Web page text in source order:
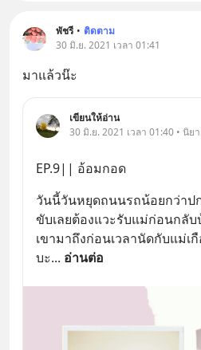
พัชรี • ติดตาม
30 มิ.ย. 2021 เวลา 01:41
มาแล้วน๊ะ
เขียนให้อ่าน
30 มิ.ย. 2021 เวลา 01:40 • นิย
EP.9|| อ้อมกอด
วันนี้วันหยุดถนนรถน้อยกว่า
ขับเลยต้องแวะรับแม่ก่อนกลั
เขามาถึงก่อนเวลานัดกับแม่เ
บะ... อ่านต่อ